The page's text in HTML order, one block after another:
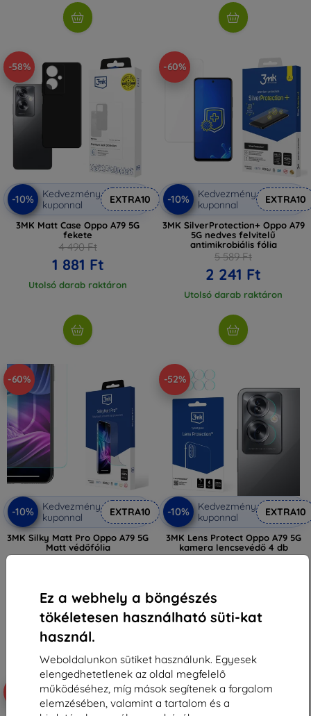
Ez a webhely a böngészés
tökéletesen használható süti-kat
használ.
Weboldalunkon sütiket használunk. Egyesek
elengedhetetlenek az oldal megfelelő
működéséhez, míg mások segítenek a forgalom
elemzésében, valamint a tartalom és a
-58%
-10%
Kedvezmény
kuponnal
EXTRA10
3MK Matt Case Oppo A79 5G
fekete
4 490 Ft
1 881 Ft
Utolsó darab raktáron
-60%
-10%
Kedvezmény
kuponnal
EXTRA10
3MK SilverProtection+ Oppo A79
5G nedves felvitelű
antimikrobiális fólia
5 589 Ft
2 241 Ft
Utolsó darab raktáron
-60%
-10%
Kedvezmény
kuponnal
EXTRA10
3MK Silky Matt Pro Oppo A79 5G
Matt védőfólia
5 589 Ft
Utolsó darab raktáron
-52%
-10%
Kedvezmény
kuponnal
EXTRA10
3MK Lens Protect Oppo A79 5G
kamera lencsevédő 4 db
2 590 Ft
Utolsó darab raktáron